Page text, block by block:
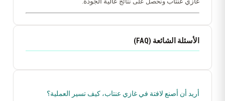
الأسئلة الشائعة (FAQ)
أريد أن أصنع لافتة في غازي عنتاب، كيف تسير العملية؟